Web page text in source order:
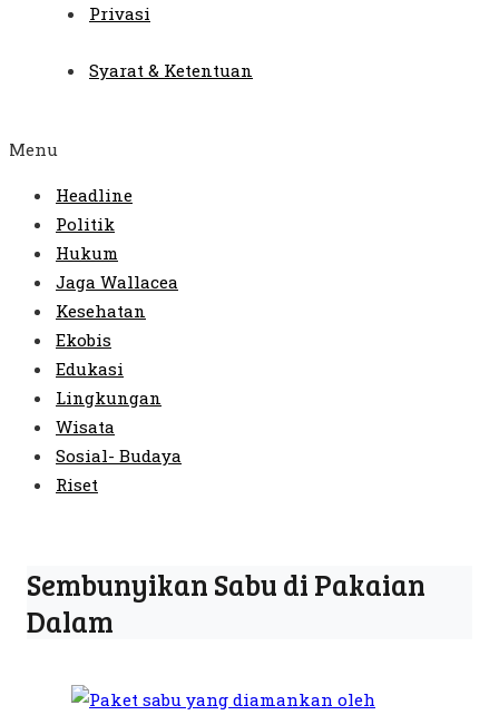
Privasi
Syarat & Ketentuan
Menu
Headline
Politik
Hukum
Jaga Wallacea
Kesehatan
Ekobis
Edukasi
Lingkungan
Wisata
Sosial- Budaya
Riset
Sembunyikan Sabu di Pakaian
Dalam